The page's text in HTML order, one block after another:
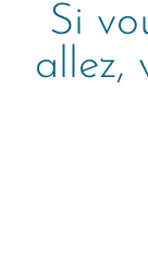
Si
allez,